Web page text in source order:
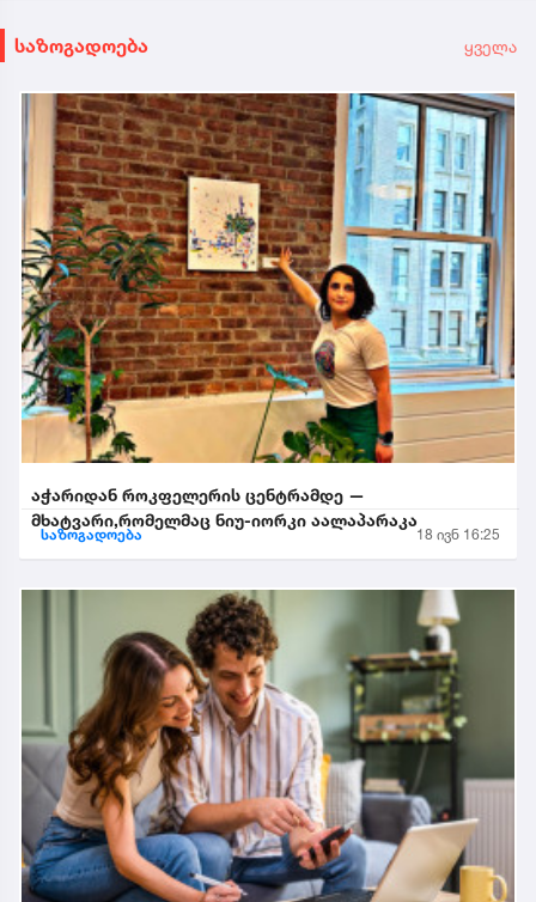
საზოგადოება ყველა
აჭარიდან როკფელერის ცენტრამდე —
მხატვარი,რომელმაც ნიუ-იორკი აალაპარაკა
საზოგადოება 18 ივნ 16:25